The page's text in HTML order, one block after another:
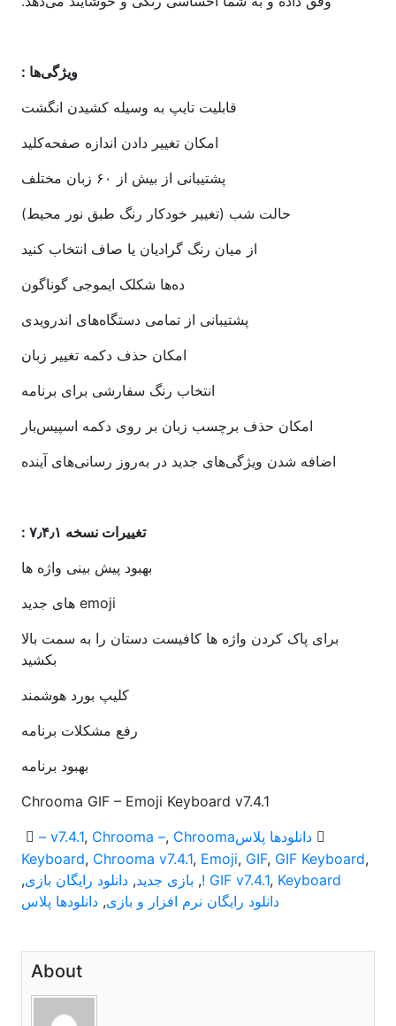
ویژگی‌ها :
قابلیت تایپ به وسیله کشیدن انگشت
امکان تغییر دادن اندازه صفحه‌کلید
پشتیبانی از بیش از ۶۰ زبان مختلف
حالت شب (تغییر خودکار رنگ طبق نور محیط)
از میان رنگ گرادیان یا صاف انتخاب کنید
ده‌ها شکلک ایموجی گوناگون
پشتیبانی از تمامی دستگاه‌های اندرویدی
امکان حذف دکمه تغییر زبان
انتخاب رنگ سفارشی برای برنامه
امکان حذف برچسب زبان بر روی دکمه اسپیس‌بار
اضافه شدن ویژگی‌های جدید در به‌روز رسانی‌های آینده
تغییرات نسخه ۷٫۴٫۱ :
بهبود پیش بینی واژه ها
emoji های جدید
برای پاک کردن واژه ها کافیست دستان را به سمت بالا
بکشید
کلیپ بورد هوشمند
رفع مشکلات برنامه
بهبود برنامه
Chrooma GIF – Emoji Keyboard v7.4.1
دانلودها پلاس
– v7.4.1, Chrooma –, Chrooma
Keyboard, Chrooma v7.4.1, Emoji, GIF, GIF Keyboard,
GIF v7.4.1, Keyboard !
, بازی جدید,دانلود رایگان بازی,
دانلود رایگان نرم افزار و بازی,دانلودها پلاس
About